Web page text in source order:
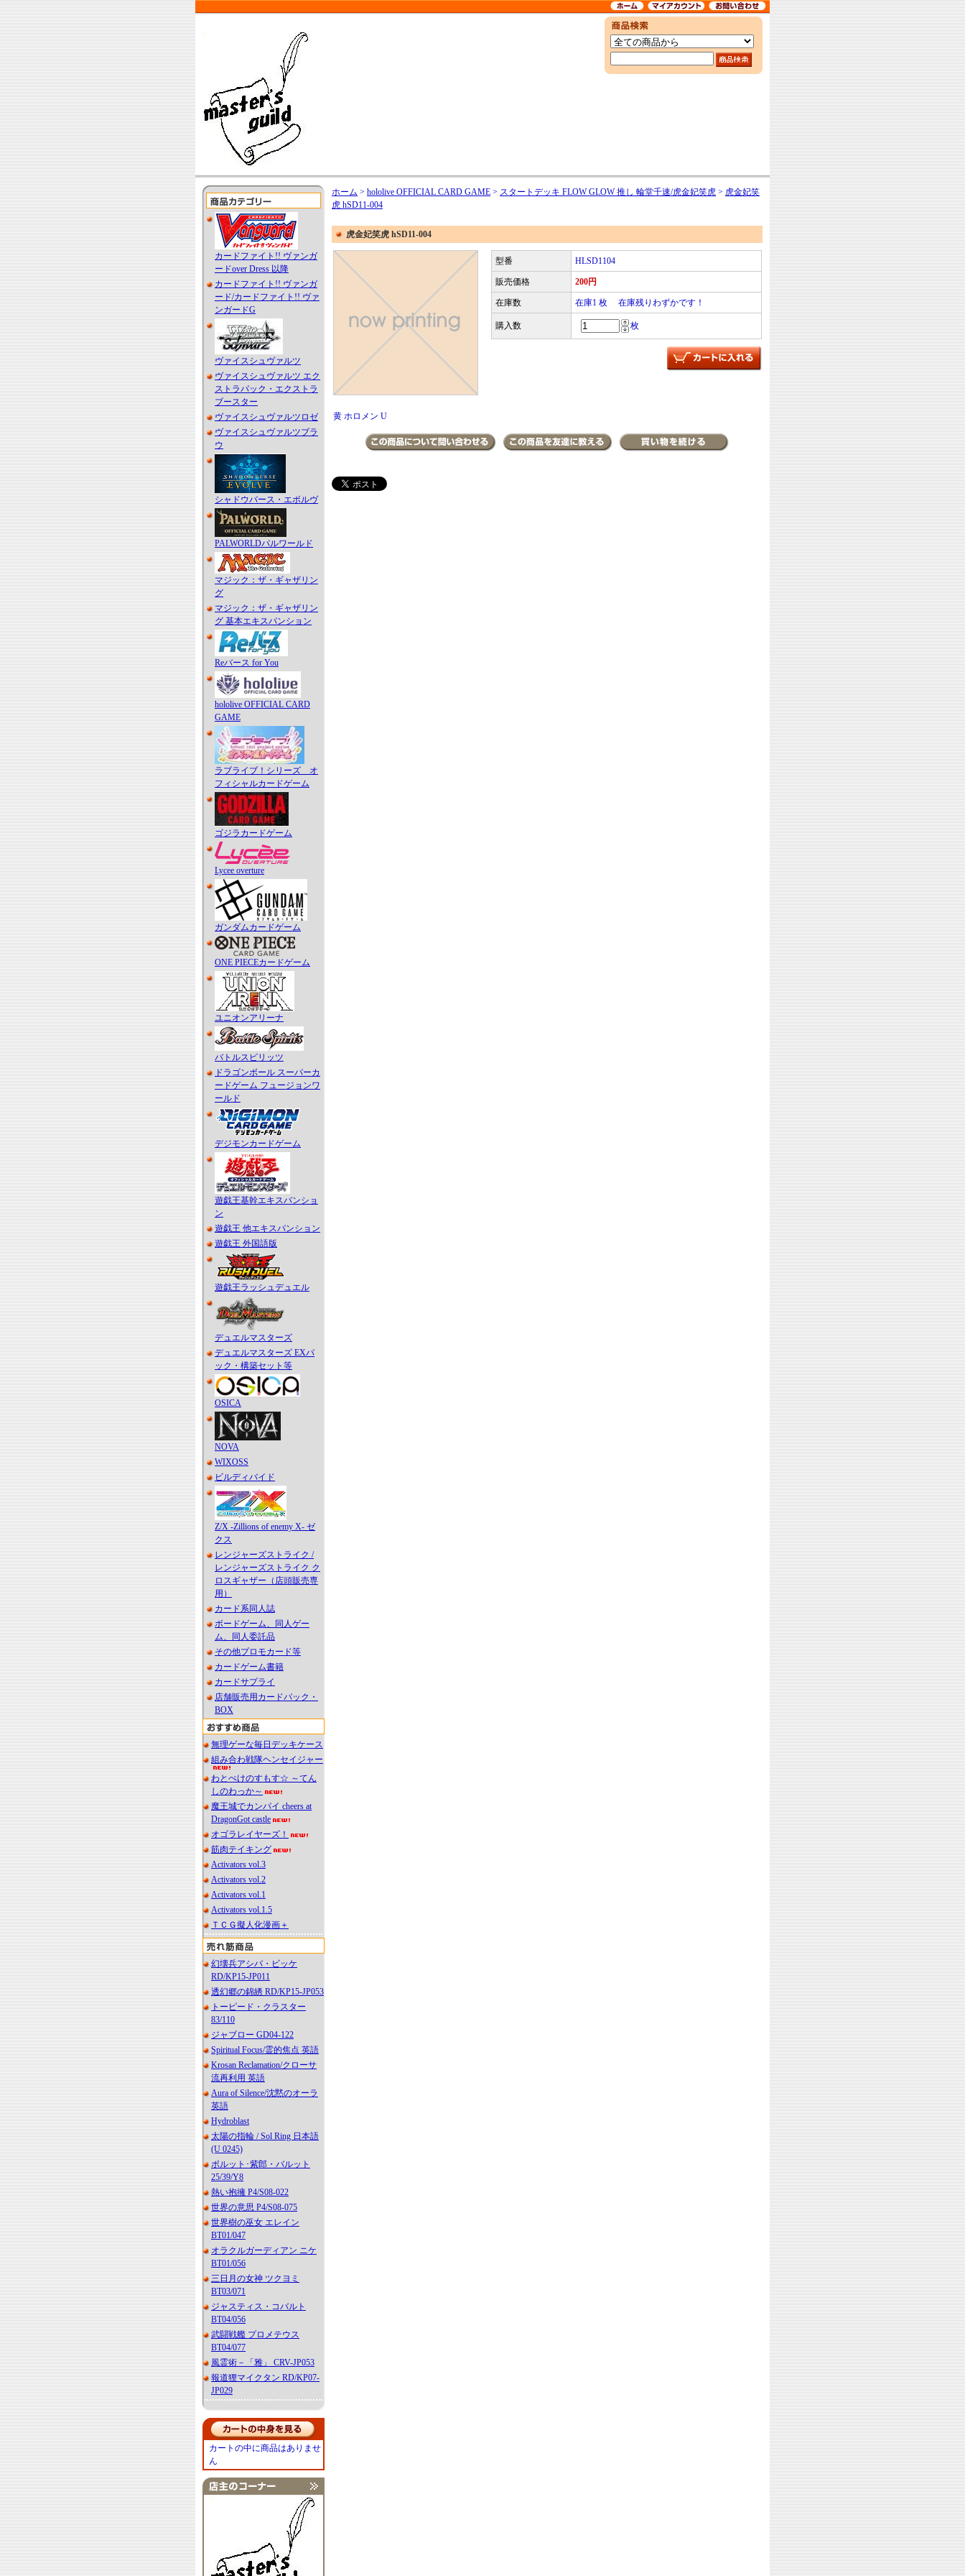
カードファイト!! ヴァンガ
ードover Dress 以降
カードファイト!! ヴァンガ
ード/カードファイト!! ヴァ
ンガードG
ヴァイスシュヴァルツ
ヴァイスシュヴァルツ エク
ストラパック・エクストラ
ブースター
ヴァイスシュヴァルツロゼ
ヴァイスシュヴァルツブラ
ウ
シャドウバース・エボルヴ
PALWORLDパルワールド
マジック：ザ・ギャザリン
グ
マジック：ザ・ギャザリン
グ 基本エキスパンション
Reバース for You
hololive OFFICIAL CARD
GAME
ラブライブ！シリーズ オ
フィシャルカードゲーム
ゴジラカードゲーム
Lycee overture
ガンダムカードゲーム
ONE PIECEカードゲーム
ユニオンアリーナ
バトルスピリッツ
ドラゴンボール スーパーカ
ードゲーム フュージョンワ
ールド
デジモンカードゲーム
遊戯王基幹エキスパンショ
ン
遊戯王 他エキスパンション
遊戯王 外国語版
遊戯王ラッシュデュエル
デュエルマスターズ
デュエルマスターズ EXパ
ック・構築セット等
OSICA
NOVA
WIXOSS
ビルディバイド
Z/X -Zillions of enemy X- ゼ
クス
レンジャーズストライク /
レンジャーズストライク ク
ロスギャザー（店頭販売専
用）
カード系同人誌
ボードゲーム、同人ゲー
ム、同人委託品
その他プロモカード等
カードゲーム書籍
カードサプライ
店舗販売用カードパック・
BOX
無理ゲーな毎日デッキケース
組み合わ戦隊ヘンセイジャー
わとぺけのすもす☆ ～てん
しのわっか～
魔王城でカンパイ cheers at
DragonGot castle
オゴラレイヤーズ！
筋肉テイキング
Activators vol.3
Activators vol.2
Activators vol.1
Activators vol.1.5
ＴＣＧ擬人化漫画＋
幻壊兵アシバ・ビッケ
RD/KP15-JP011
透幻郷の錦綉 RD/KP15-JP053
トーピード・クラスター
83/110
ジャブロー GD04-122
Spiritual Focus/霊的焦点 英語
Krosan Reclamation/クローサ
流再利用 英語
Aura of Silence/沈黙のオーラ
英語
Hydroblast
太陽の指輪 / Sol Ring 日本語
(U 0245)
ボルット･紫郎・バルット
25/39/Y8
熱い抱擁 P4/S08-022
世界の意思 P4/S08-075
世界樹の巫女 エレイン
BT01/047
オラクルガーディアン ニケ
BT01/056
三日月の女神 ツクヨミ
BT03/071
ジャスティス・コバルト
BT04/056
武闘戦艦 プロメテウス
BT04/077
風霊術－「雅」 CRV-JP053
報道狸マイクタン RD/KP07-
JP029
カートの中に商品はありませ
ん
ホーム > hololive OFFICIAL CARD GAME > スタートデッキ FLOW GLOW 推し 輪堂千速/虎金妃笑虎 > 虎金妃笑
虎 hSD11-004
虎金妃笑虎 hSD11-004
型番 HLSD1104
販売価格 200円
在庫数 在庫1 枚 在庫残りわずかです！
購入数 枚
黄 ホロメン U